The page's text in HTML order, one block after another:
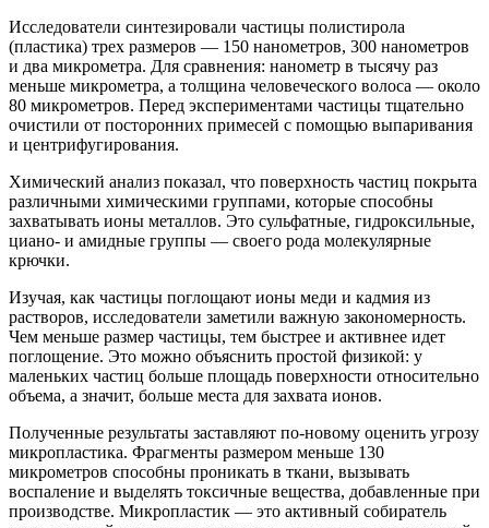
Исследователи синтезировали частицы полистирола
(пластика) трех размеров — 150 нанометров, 300 нанометров
и два микрометра. Для сравнения: нанометр в тысячу раз
меньше микрометра, а толщина человеческого волоса — около
80 микрометров. Перед экспериментами частицы тщательно
очистили от посторонних примесей с помощью выпаривания
и центрифугирования.
Химический анализ показал, что поверхность частиц покрыта
различными химическими группами, которые способны
захватывать ионы металлов. Это сульфатные, гидроксильные,
циано- и амидные группы — своего рода молекулярные
крючки.
Изучая, как частицы поглощают ионы меди и кадмия из
растворов, исследователи заметили важную закономерность.
Чем меньше размер частицы, тем быстрее и активнее идет
поглощение. Это можно объяснить простой физикой: у
маленьких частиц больше площадь поверхности относительно
объема, а значит, больше места для захвата ионов.
Полученные результаты заставляют по-новому оценить угрозу
микропластика. Фрагменты размером меньше 130
микрометров способны проникать в ткани, вызывать
воспаление и выделять токсичные вещества, добавленные при
производстве. Микропластик — это активный собиратель